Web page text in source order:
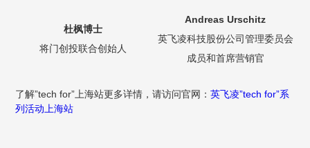
杜枫博士
将门创投联合创始人
Andreas Urschitz
英飞凌科技股份公司管理委员会
成员和首席营销官
了解”tech for”上海站更多详情，请访问官网：英飞凌”tech for”系
列活动上海站